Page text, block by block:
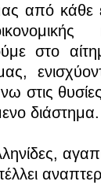
από κάθε
στο
στις
διάστημα.